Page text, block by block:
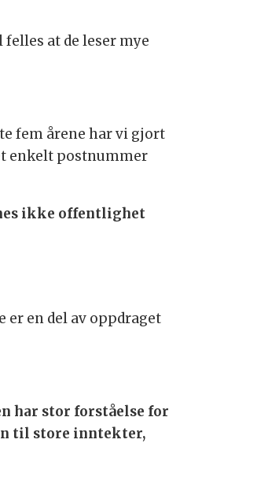
at de leser mye
fem årene har vi gjort
enkelt postnummer
ikke offentlighet
er en del av oppdraget
har stor forståelse for
til store inntekter,